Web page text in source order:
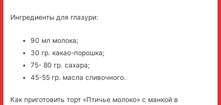
Ингредиенты для глазури:
90 мл молока;
30 гр. какао-порошка;
75- 80 гр. сахара;
45-55 гр. масла сливочного.
Как приготовить торт «Птичье молоко» с манкой в